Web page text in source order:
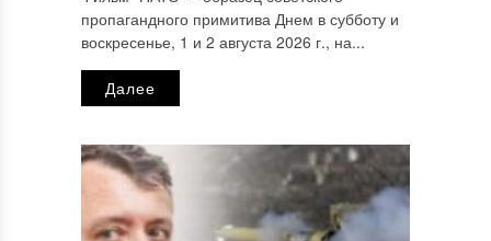
пропагандного примитива Днем в субботу и
воскресенье, 1 и 2 августа 2026 г., на...
Далее